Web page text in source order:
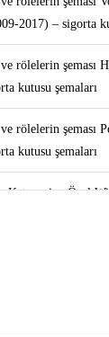
2017) – sigorta
rölelerin şeması
kutusu şemaları
rölelerin şeması
kutusu şemaları
Kategoriye Özel